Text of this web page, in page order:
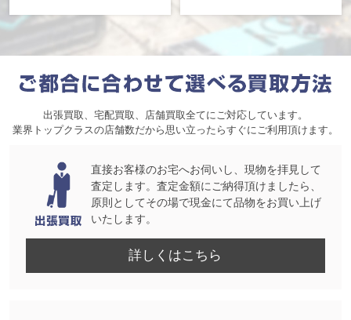
出張買取、宅配買取、店舗買取全てにご対応しています。
業界トップクラスの店舗数だから思い立ったらすぐにご利用頂けます。
直接お客様のお宅へお伺いし、現物を拝見して
査定します。査定金額にご納得頂けましたら、
原則としてその場で現金にて品物をお買い上げ
いたします。
詳しくはこちら